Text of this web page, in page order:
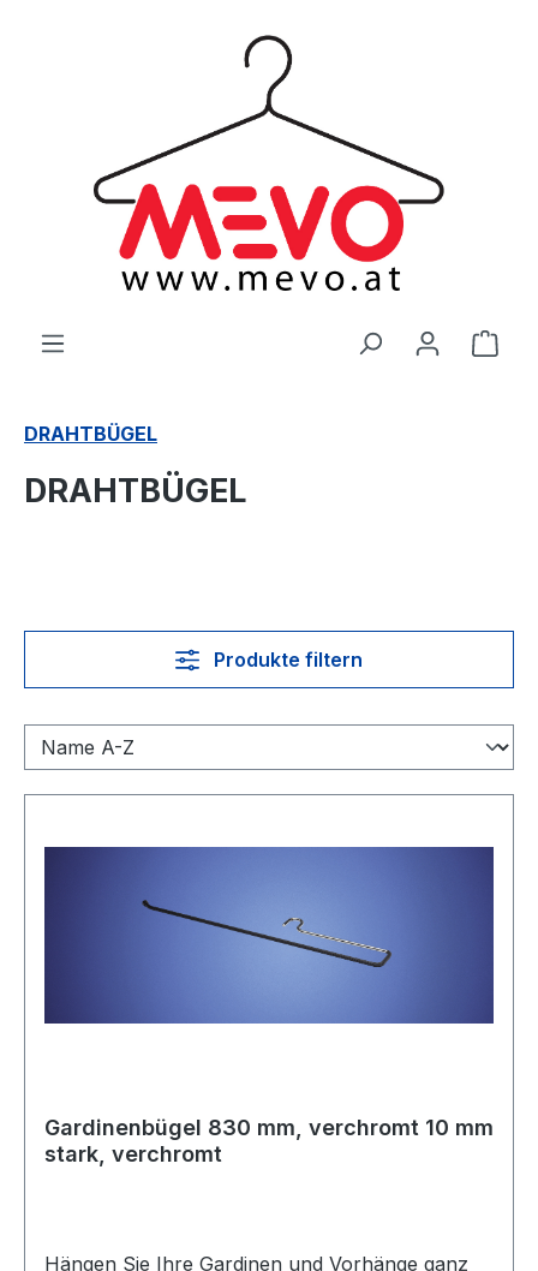
DRAHTBÜGEL
DRAHTBÜGEL
Produkte filtern
Gardinenbügel 830 mm, verchromt 10 mm
stark, verchromt
Hängen Sie Ihre Gardinen und Vorhänge ganz